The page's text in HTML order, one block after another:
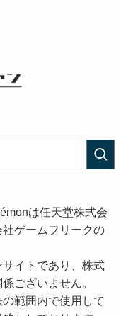
は任天堂株式会
ゲームフリークの
イトであり、株式
ございません。
範囲内で使用して